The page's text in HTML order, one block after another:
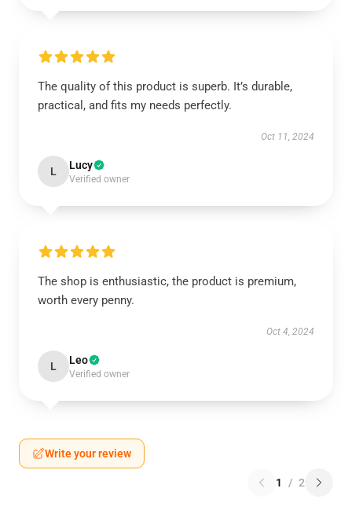
The quality of this product is superb. It’s durable,
practical, and fits my needs perfectly.
Oct 11, 2024
L Lucy
Verified owner
The shop is enthusiastic, the product is premium,
worth every penny.
Oct 4, 2024
L Leo
Verified owner
Write your review
1 / 2